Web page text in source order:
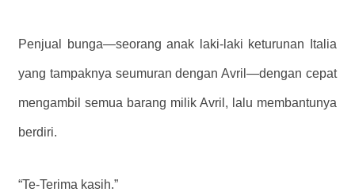
Penjual bunga—seorang anak laki-laki keturunan Italia
yang tampaknya seumuran dengan Avril—dengan cepat
mengambil semua barang milik Avril, lalu membantunya
berdiri.
“Te-Terima kasih.”